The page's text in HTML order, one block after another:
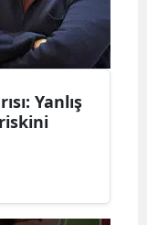
Bitlis
Çankırı
Yanlış